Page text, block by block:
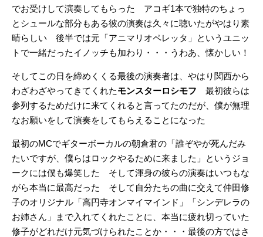
でお受けして演奏してもらった アコギ1本で独特のちょっ
とシュールな部分もある彼の演奏は久々に聴いたがやはり素
晴らしい 後半では元「アニマリオペレッタ」というユニッ
トで一緒だったイノッチも加わり・・・うわあ、懐かしい！
そしてこの日を締めくくる最後の演奏者は、やはり関西から
わざわざやってきてくれたモンスターロシモフ 最初彼らは
参列するためだけに来てくれると言ってたのだが、僕が無理
なお願いをして演奏をしてもらえることになった
最初のMCでギターボーカルの朝倉君の「誰ぞやが死んだみ
たいですが、僕らはロックやるために来ました」というジョ
ークには僕も爆笑した そして渾身の彼らの演奏はいつもな
がら本当に最高だった そして自分たちの曲に交えて仲田修
子のオリジナル「高円寺オンマイマインド」「シンデレラの
お姉さん」まで入れてくれたことに、本当に疲れ切っていた
修子がどれだけ元気づけられたことか・・・最後の方ではさ